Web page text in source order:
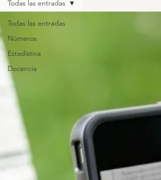
Todas las entradas
Números
Estadística
Docencia
Todas las entradas